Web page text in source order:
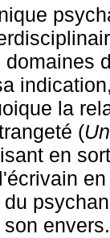
la
(
en
envers.